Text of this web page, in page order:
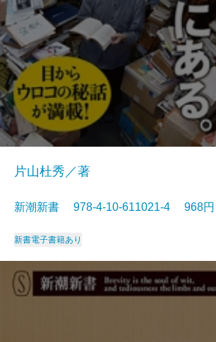
片山杜秀／著
新潮新書 978-4-10-611021-4 968
新書電子書籍あり